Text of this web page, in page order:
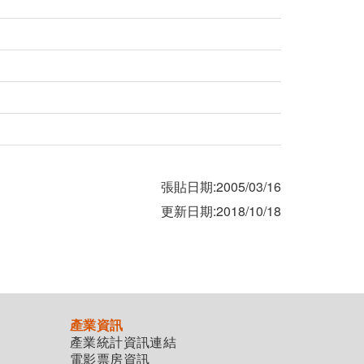
張貼日期:2005/03/16
更新日期:2018/10/18
產業資訊
產業統計資訊連結
電影票房資訊